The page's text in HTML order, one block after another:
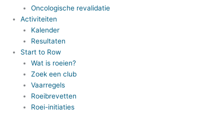
Oncologische revalidatie
Activiteiten
Kalender
Resultaten
Start to Row
Wat is roeien?
Zoek een club
Vaarregels
Roeibrevetten
Roei-initiaties